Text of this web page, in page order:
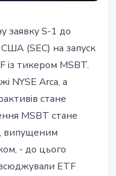
заявку на
- перший
заявку S-1 до
США (SEC) на запуск
із тикером MSBT.
NYSE Arca, а
стане
MSBT стане
випущеним
- до цього
ETF